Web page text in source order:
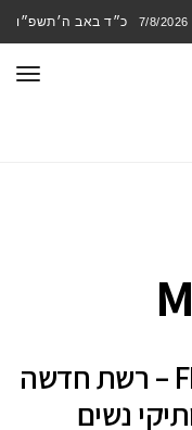
7/8/2026 כ״ד באב ה׳תשפ״ו
FETISH – רשת חדשה
נשים